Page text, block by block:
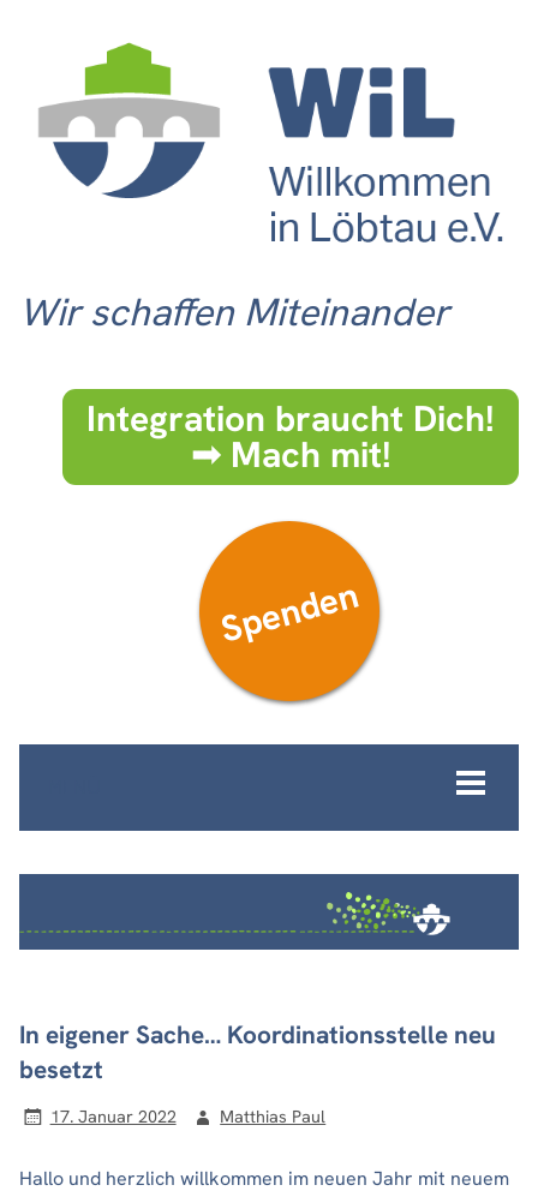
Wir schaffen Miteinander
Integration braucht Dich!
➟ Mach mit!
Spenden
In eigener Sache… Koordinationsstelle neu
besetzt
17. Januar 2022 Matthias Paul
Hallo und herzlich willkommen im neuen Jahr mit neuem